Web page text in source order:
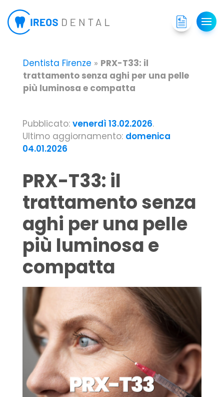
Dentista Firenze » PRX-T33: il
trattamento senza aghi per una pelle
più luminosa e compatta
Pubblicato: venerdì 13.02.2026.
Ultimo aggiornamento: domenica
04.01.2026
PRX-T33: il
trattamento senza
aghi per una pelle
più luminosa e
compatta